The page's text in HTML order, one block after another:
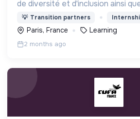
de diversité et d'inclusion ainsi
environnementaux.
💡 Transition partners
Paris, France Learning
2 months ago